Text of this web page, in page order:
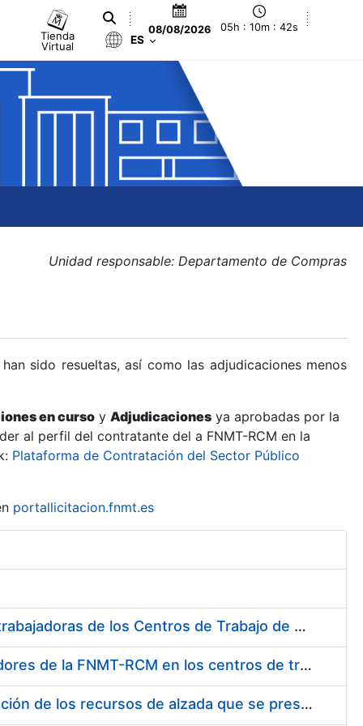
Tienda
Virtual
08/08/2026 05h : 10m : 42s
ES
Unidad responsable: Departamento de Compras
sido resueltas, así como las adjudicaciones menos
en curso y Adjudicaciones ya aprobadas por la
al perfil del contratante del a FNMT-RCM en la
Plataforma de Contratación del Sector Público
portallicitacion.fnmt.es
Suministro de Protectores Auditivos a medida para las personas trabajadoras de los Centros de Trabajo de Madrid y Burgos
Suministro de gafas graduadas antiproyecciones para los trabajadores de la FNMT-RCM en los centros de trabajo de Madrid y Burgos
Servicios de una empresa externa para el asesoramiento y resolución de los recursos de alzada que se presentan relacionados con procesos de selección para la FNMT-RCM